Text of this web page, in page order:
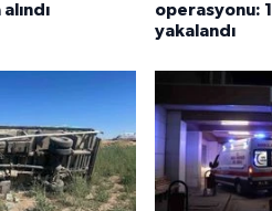
operasyonu:
yakalandı